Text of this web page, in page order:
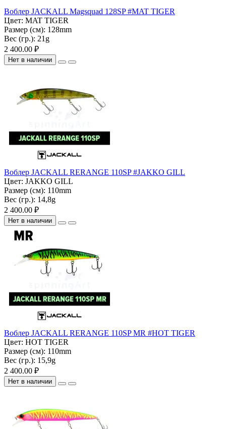
Воблер JACKALL Magsquad 128SP #MAT TIGER
Цвет: MAT TIGER
Размер (см): 128mm
Вес (гр.): 21g
2 400.00 ₽
Нет в наличии
Воблер JACKALL RERANGE 110SP #JAKKO GILL
Цвет: JAKKO GILL
Размер (см): 110mm
Вес (гр.): 14,8g
2 400.00 ₽
Нет в наличии
Воблер JACKALL RERANGE 110SP MR #HOT TIGER
Цвет: HOT TIGER
Размер (см): 110mm
Вес (гр.): 15,9g
2 400.00 ₽
Нет в наличии